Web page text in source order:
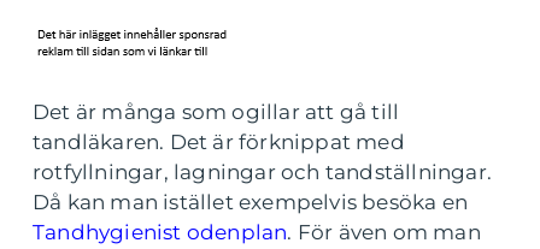
Det är många som ogillar att gå till
tandläkaren. Det är förknippat med
rotfyllningar, lagningar och tandställningar.
Då kan man istället exempelvis besöka en
Tandhygienist odenplan. För även om man